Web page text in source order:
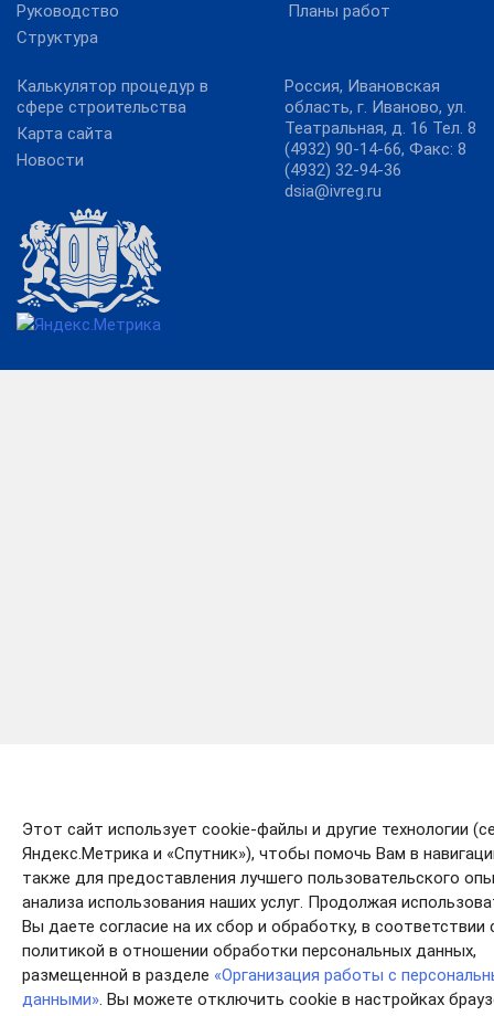
Этот сайт использует cookie-файлы и другие технологии
Яндекс.Метрика и «Спутник»), чтобы помочь Вам в
также для предоставления лучшего пользовательского
анализа использования наших услуг. Продолжая
Вы даете согласие на их сбор и обработку, в соответствии
политикой в отношении обработки персональных данных,
размещенной в разделе «Организация работы с
данными». Вы можете отключить cookie в настройках
Руководство
Структура
Планы работ
Калькулятор процедур в
сфере строительства
Карта сайта
Новости
Россия, Ивановская
область, г. Иваново, ул.
Театральная, д. 16 Тел. 8
(4932) 90-14-66, Факс: 8
(4932) 32-94-36
dsia@ivreg.ru